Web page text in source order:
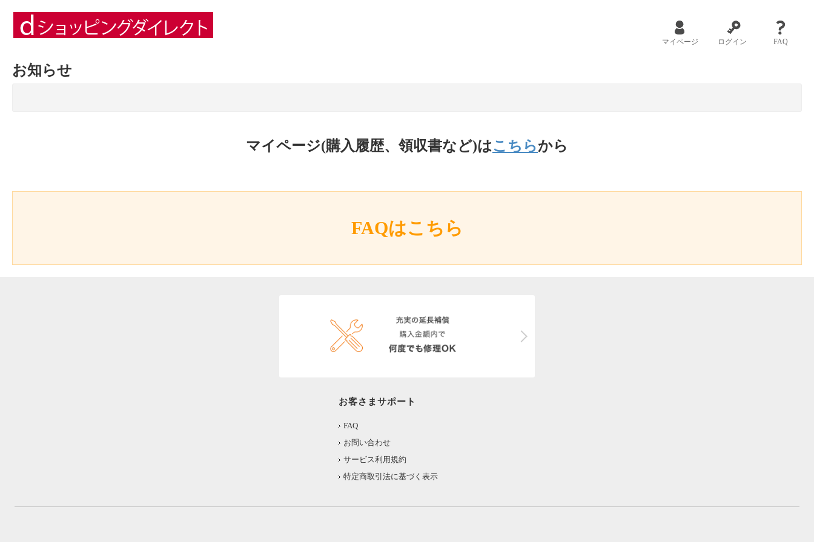
マイページ ログイン FAQ
お知らせ
マイページ(購入履歴、領収書など)はこちらから
FAQはこちら
お客さまサポート
FAQ
お問い合わせ
サービス利用規約
特定商取引法に基づく表示